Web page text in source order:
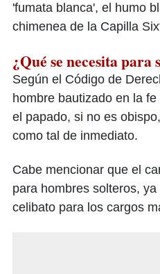
'fumata blanca', el humo
chimenea de la Capilla
¿Qué se necesita para
Según el Código de
hombre bautizado en la
el papado, si no es
como tal de inmediato.
Cabe mencionar que el
para hombres solteros,
celibato para los cargos